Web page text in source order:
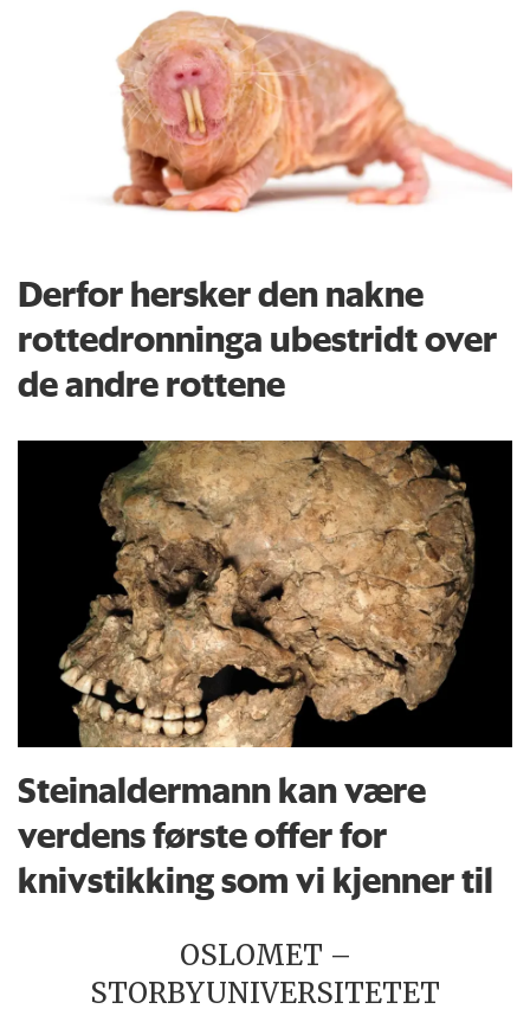
Derfor hersker den nakne
rottedronninga ubestridt over
de andre rottene
Steinaldermann kan være
verdens første offer for
knivstikking som vi kjenner til
OSLOMET –
STORBYUNIVERSITETET